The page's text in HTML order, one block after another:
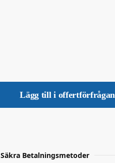
Lägg till i offertförfrågan
Säkra Betalningsmetoder